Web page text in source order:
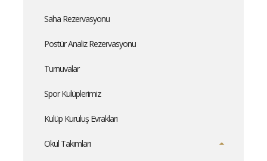
Saha Rezervasyonu
Postür Analiz Rezervasyonu
Turnuvalar
Spor Kulüplerimiz
Kulüp Kuruluş Evrakları
Okul Takımları